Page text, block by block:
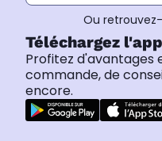
Ou
Téléchargez
Profitez d'avantages
commande, de
encore.